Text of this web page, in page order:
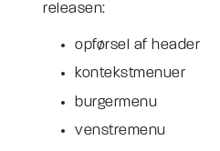
releasen:
opførsel af header
kontekstmenuer
burgermenu
venstremenu